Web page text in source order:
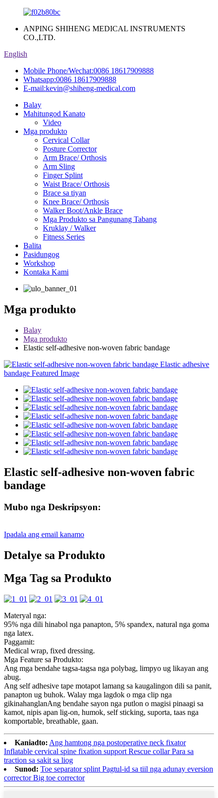
ANPING SHIHENG MEDICAL INSTRUMENTS
CO.,LTD.
English
Mobile Phone/Wechat:0086 18617909888
Whatsapp:0086 18617909888
E-mail:kevin@shiheng-medical.com
Balay
Mahitungod Kanato
Video
Mga produkto
Cervical Collar
Posture Corrector
Arm Brace/ Orthosis
Arm Sling
Finger Splint
Waist Brace/ Orthosis
Brace sa tiyan
Knee Brace/ Orthosis
Walker Boot/Ankle Brace
Mga Produkto sa Pangunang Tabang
Kruklay / Walker
Fitness Series
Balita
Pasidungog
Workshop
Kontaka Kami
Mga produkto
Balay
Mga produkto
Elastic self-adhesive non-woven fabric bandage
Elastic self-adhesive non-woven fabric
bandage
Mubo nga Deskripsyon:
Ipadala ang email kanamo
Detalye sa Produkto
Mga Tag sa Produkto
Materyal nga:
95% nga dili hinabol nga panapton, 5% spandex, natural nga goma
nga latex.
Paggamit:
Medical wrap, fixed dressing.
Mga Feature sa Produkto:
Ang mga bendahe tagsa-tagsa nga polybag, limpyo ug likayan ang
abug.
Ang self adhesive tape motapot lamang sa kaugalingon dili sa panit,
panapton ug buhok. Walay mga lagdok o mga clip nga
gikinahanglanAng bendahe sayon ​​nga putlon o magisi pinaagi sa
kamot, nipis apan lig-on, humok, self sticking, suporta, taas nga
komportable, breathable, gaan.
Kaniadto: Ang hamtong nga postoperative neck fixator
Inflatable cervical spine fixation support Rescue collar Para sa
traction sa sakit sa liog
Sunod: Toe separator splint Pagtul-id sa tiil nga adunay eversion
corrector Big toe corrector